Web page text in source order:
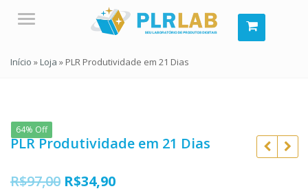
Menu
Início »Loja » PLR Produtividade em 21 Dias
64% Off
PLR Produtividade em 21 Dias
R$97,00 O
R$34,90O